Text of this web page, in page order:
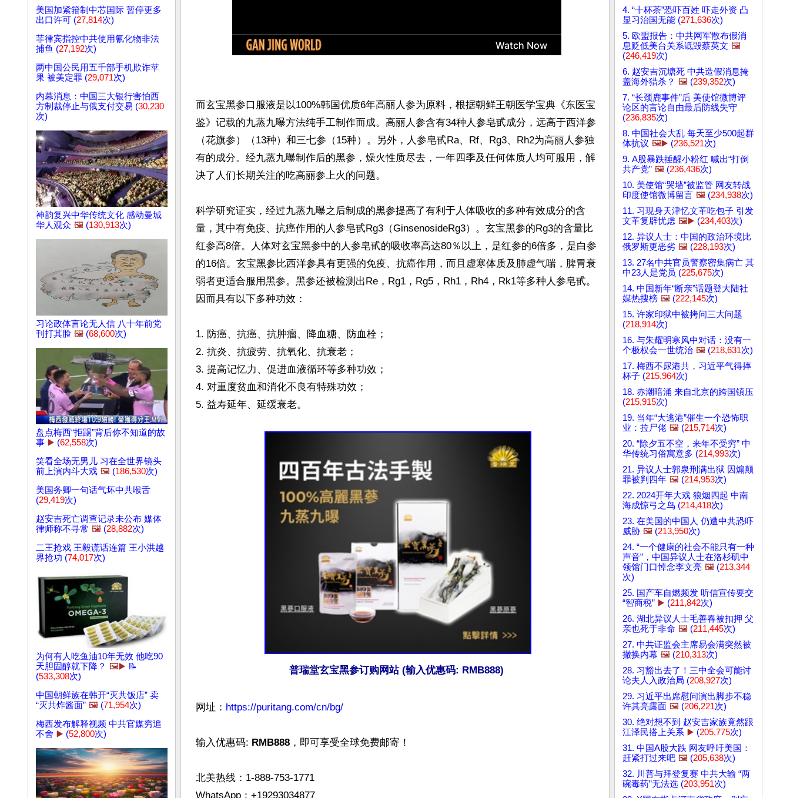
美国加紧箝制中芯国际 暂停更多
出口许可 (27,814次)
菲律宾指控中共使用氰化物非法
捕鱼 (27,192次)
两中国公民用五千部手机欺诈苹
果 被美定罪 (29,071次)
内幕消息：中国三大银行害怕西
方制裁停止与俄支付交易 (30,230
次)
神韵复兴中华传统文化 感动曼城
华人观众 🖼️ (130,913次)
习论政体言论无人信 八十年前党
刊打其脸 🖼️ (68,600次)
盘点梅西“拒踢”背后你不知道的故
事 ▶️ (62,558次)
笑看全场无男儿 习在全世界镜头
前上演内斗大戏 🖼️ (186,530次)
美国务卿一句话气坏中共喉舌
(29,419次)
赵安吉死亡调查记录未公布 媒体
律师称不寻常 🖼️ (28,882次)
二王抢戏 王毅谎话连篇 王小洪越
界抢功 (74,017次)
为何有人吃鱼油10年无效 他吃90
天胆固醇就下降？ 🖼️▶️ 📝
(533,308次)
中国朝鲜族在韩开“灭共饭店” 卖
“灭共炸酱面” 🖼️ (71,954次)
梅西发布解释视频 中共官媒穷追
不舍 ▶️ (52,800次)
而玄宝黑参口服液是以100%韩国优质6年高丽人参为原料，根据朝鲜王朝医学宝典《东医宝
鉴》记载的九蒸九曝方法纯手工制作而成。高丽人参含有34种人参皂甙成分，远高于西洋参
（花旗参）（13种）和三七参（15种）。另外，人参皂甙Ra、Rf、Rg3、Rh2为高丽人参独
有的成分。经九蒸九曝制作后的黑参，燥火性质尽去，一年四季及任何体质人均可服用，解
决了人们长期关注的吃高丽参上火的问题。
科学研究证实，经过九蒸九曝之后制成的黑参提高了有利于人体吸收的多种有效成分的含
量，其中有免疫、抗癌作用的人参皂甙Rg3（GinsenosideRg3）。玄宝黑参的Rg3的含量比
红参高8倍。人体对玄宝黑参中的人参皂甙的吸收率高达80％以上，是红参的6倍多，是白参
的16倍。玄宝黑参比西洋参具有更强的免疫、抗癌作用，而且虚寒体质及肺虚气喘，脾胃衰
弱者更适合服用黑参。黑参还被检测出Re，Rg1，Rg5，Rh1，Rh4，Rk1等多种人参皂甙。
因而具有以下多种功效：
1. 防癌、抗癌、抗肿瘤、降血糖、防血栓；
2. 抗炎、抗疲劳、抗氧化、抗衰老；
3. 提高记忆力、促进血液循环等多种功效；
4. 对重度贫血和消化不良有特殊功效；
5. 益寿延年、延缓衰老。
普瑞堂玄宝黑参订购网站 (输入优惠码: RMB888)
网址： https://puritang.com/cn/bg/
输入优惠码: RMB888 ，即可享受全球免费邮寄！
北美热线：1-888-753-1771
WhatsApp：+19293034877
4. “十杯茶”恐吓百姓 吓走外资 凸
显习治国无能 (271,636次)
5. 欧盟报告：中共网军散布假消
息贬低美台关系诋毁蔡英文 🖼️
(246,419次)
6. 赵安吉沉塘死 中共造假消息掩
盖海外猎杀？ 🖼️ (239,352次)
7. “长颈鹿事件”后 美使馆微博评
论区的言论自由最后防线失守
(236,835次)
8. 中国社会大乱 每天至少500起群
体抗议 🖼️▶️ (236,521次)
9. A股暴跌捶醒小粉红 喊出“打倒
共产党” 🖼️ (236,436次)
10. 美使馆“哭墙”被监管 网友转战
印度使馆微博留言 🖼️ (234,938次)
11. 习现身天津忆文革吃包子 引发
文革复辟忧虑 🖼️▶️ (234,403次)
12. 异议人士：中国的政治环境比
俄罗斯更恶劣 🖼️ (228,193次)
13. 27名中共官员警察密集病亡 其
中23人是党员 (225,675次)
14. 中国新年“断亲”话题登大陆社
媒热搜榜 🖼️ (222,145次)
15. 许家印狱中被拷问三大问题
(218,914次)
16. 与朱耀明寒风中对话：没有一
个极权会一世统治 🖼️ (218,631次)
17. 梅西不尿港共，习近平气得摔
杯子 (215,964次)
18. 赤潮暗涌 来自北京的跨国镇压
(215,915次)
19. 当年“大逃港”催生一个恐怖职
业：拉尸佬 🖼️ (215,714次)
20. “除夕五不空，来年不受穷” 中
华传统习俗寓意多 (214,993次)
21. 异议人士郭泉刑满出狱 因煽颠
罪被判四年 🖼️ (214,953次)
22. 2024开年大戏 狼烟四起 中南
海成惊弓之鸟 (214,418次)
23. 在美国的中国人 仍遭中共恐吓
威胁 🖼️ (213,950次)
24. “一个健康的社会不能只有一种
声音”，中国异议人士在洛杉矶中
领馆门口悼念李文亮 🖼️ (213,344
次)
25. 国产车自燃频发 听信宣传要交
“智商税” ▶️ (211,842次)
26. 湖北异议人士毛善春被扣押 父
亲也死于非命 🖼️ (211,445次)
27. 中共证监会主席易会满突然被
撤换内幕 🖼️ (210,313次)
28. 习豁出去了！三中全会可能讨
论夫人入政治局 (208,927次)
29. 习近平出席慰问演出脚步不稳
许其亮露面 🖼️ (206,221次)
30. 绝对想不到 赵安吉家族竟然跟
江泽民搭上关系 ▶️ (205,775次)
31. 中国A股大跌 网友呼吁美国：
赶紧打过来吧 🖼️ (205,638次)
32. 川普与拜登复赛 中共大输 “两
碗毒药”无法选 (203,951次)